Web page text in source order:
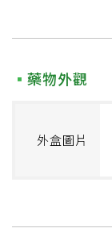
藥物外觀
外盒圖片